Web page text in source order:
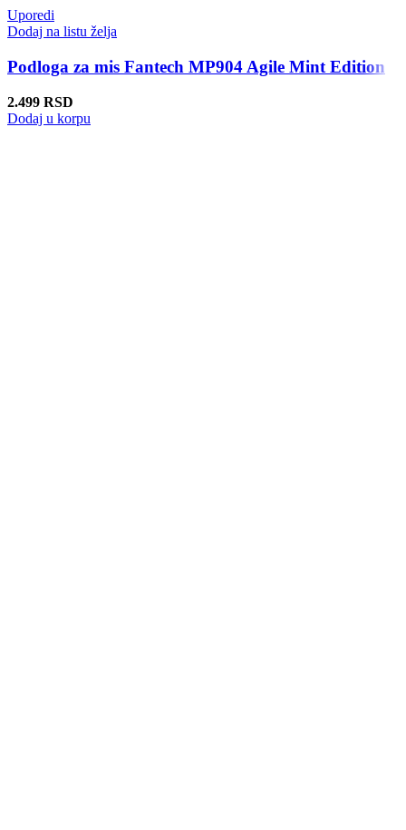
Uporedi
Dodaj na listu želja
Podloga za mis Fantech MP904 Agile Mint Edition
2.499 RSD
Dodaj u korpu